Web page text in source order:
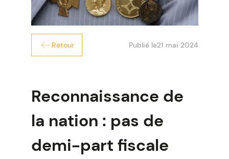
Retour Publié le21 mai 2024
Reconnaissance de
la nation : pas de
demi-part fiscale